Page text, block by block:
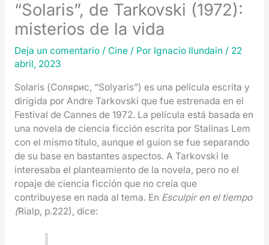
“Solaris”, de Tarkovski (1972):
misterios de la vida
Deja un comentario / Cine/ Por Ignacio Ilundain / 22
abril, 2023
Solaris (Солярис, “Solyaris”) es una película escrita y
dirigida por Andre Tarkovski que fue estrenada en el
Festival de Cannes de 1972. La película está basada en
una novela de ciencia ficción escrita por Stalinas Lem
con el mismo título, aunque el guion se fue separando
de su base en bastantes aspectos. A Tarkovski le
interesaba el planteamiento de la novela, pero no el
ropaje de ciencia ficción que no creía que
contribuyese en nada al tema. En Esculpir en el tiempo
(Rialp, p.222), dice: